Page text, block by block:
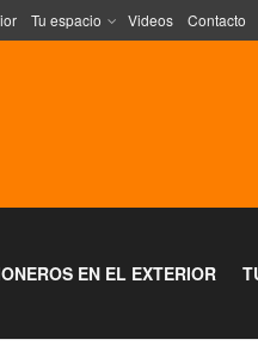
Tu espacio Videos Contacto
EN EL EXTERIOR